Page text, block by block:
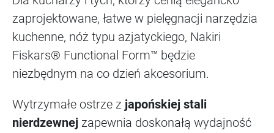
zaprojektowane, łatwe w pielęgnacji narzędzia
kuchenne, nóż typu azjatyckiego, Nakiri
Fiskars® Functional Form™ będzie
niezbędnym na co dzień akcesorium.
Wytrzymałe ostrze z japońskiej stali
nierdzewnej zapewnia doskonałą wydajność